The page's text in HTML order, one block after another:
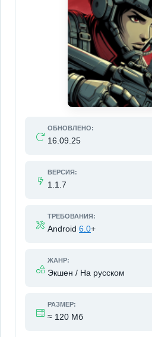
ОБНОВЛЕНО:
16.09.25
ВЕРСИЯ:
1.1.7
ТРЕБОВАНИЯ:
Android 6.0+
ЖАНР:
Экшен / На русском
РАЗМЕР:
≈ 120 Мб